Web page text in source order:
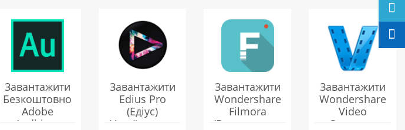
Завантажити
Безкоштовно
Adobe
Audition-
Завантажити
Edius Pro
(Едіус)
Українською
Завантажити
Wondershare
Filmora
(Вондершаре
Завантажити
Wondershare
Video
Converter